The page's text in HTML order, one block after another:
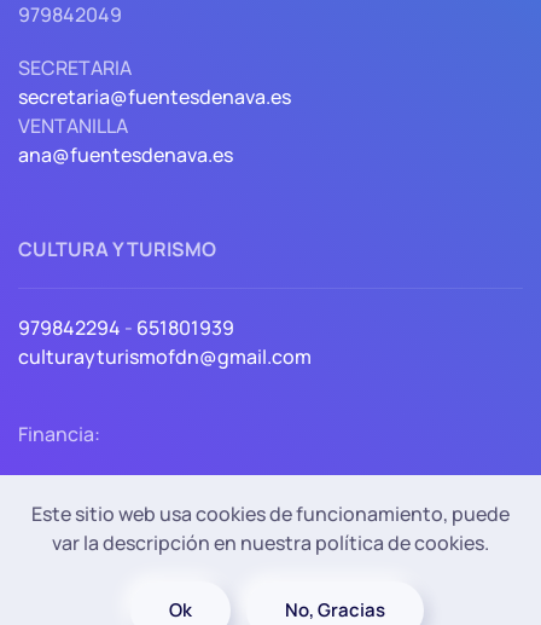
979842049
SECRETARIA
secretaria@fuentesdenava.es
VENTANILLA
ana@fuentesdenava.es
CULTURA Y TURISMO
979842294 - 651801939
culturayturismofdn@gmail.com
Financia:
Política de Privacidad
Política de cookies
Este sitio web usa cookies de funcionamiento, puede
var la descripción en nuestra política de cookies.
Ok No, Gracias